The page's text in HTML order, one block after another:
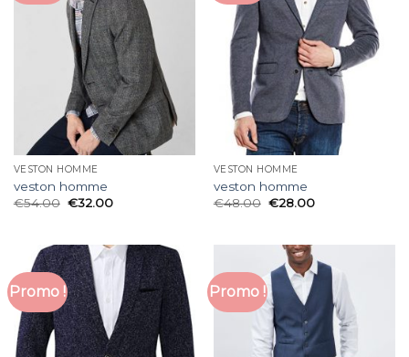
VESTON HOMME
veston homme
€54.00 €32.00
VESTON HOMME
veston homme
€48.00 €28.00
Promo ! Promo !